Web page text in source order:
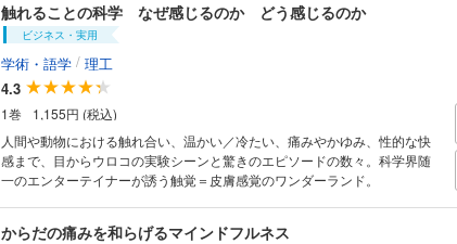
書体験をしていることが明らかになる。それぞれ独特の症状や経歴をもつ
彼らの、物語への感受性はときに痛切とも言えるほど鋭敏だ。たとえば
『白鯨』を読む第一章では、言葉を話さない自閉症の青年ティトが、どの
登場人物よりも鯨に自分を重ねながら小説世界を「泳ぎ」、その感覚を詩
に綴りはじめる。『白鯨』のモチーフはやがて、ティトと著者の生活全体
を呑み込んでいく。著者は近年の脳科学的知見にもとづいて、「神経多様
性（ニューロダイバーシティ）と読書」というテーマをかつてないほど掘
り下げている。そこでは、自閉症者と定型発達者、双方の読み方の特性が
互いを照射し合い、読むという行為の尽きせぬ可能性を浮かび上がらせ
る。だからこそ、本書の読後に強く体感されるのは、多様な脳と交感する
文学の力の無辺さだ。
触れることの科学 なぜ感じるのか どう感じるのか
ビジネス・実用
学術・語学 / 理工
4.3
1巻
1,155円 (税込)
人間や動物における触れ合い、温かい／冷たい、痛みやかゆみ、性的な快
感まで、目からウロコの実験シーンと驚きのエピソードの数々。科学界随
一のエンターテイナーが誘う触覚＝皮膚感覚のワンダーランド。
からだの痛みを和らげるマインドフルネス